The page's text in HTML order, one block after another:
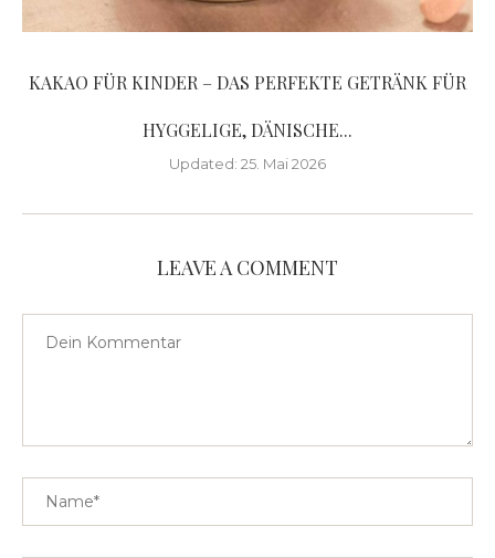
KAKAO FÜR KINDER – DAS PERFEKTE GETRÄNK FÜR
HYGGELIGE, DÄNISCHE...
Updated: 25. Mai 2026
LEAVE A COMMENT